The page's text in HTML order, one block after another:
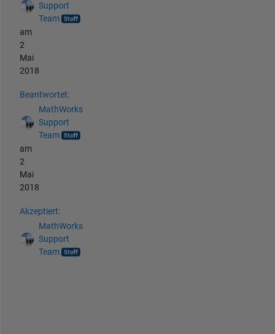
Support
Team
am
2
Mai
2018
Beantwortet:
MathWorks
Support
Team
am
2
Mai
2018
Akzeptiert:
MathWorks
Support
Team